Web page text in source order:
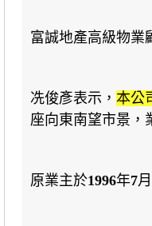
富誠地產高級物業
冼俊彥表示， 本公
座向東南望市景 ，
原業主於1996年7